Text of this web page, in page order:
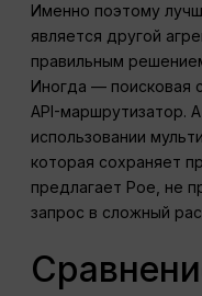
Именно поэтому
является другой
правильным
Иногда — поисковая
API-маршрутизатор.
использовании
которая сохраняет
предлагает Poe, не
запрос в сложный